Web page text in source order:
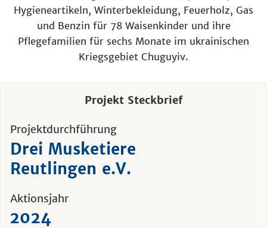
Hygieneartikeln, Winterbekleidung, Feuerholz, Gas
und Benzin für 78 Waisenkinder und ihre
Pflegefamilien für sechs Monate im ukrainischen
Kriegsgebiet Chuguyiv.
Projekt Steckbrief
Projektdurchführung
Drei Musketiere
Reutlingen e.V.
Aktionsjahr
2024